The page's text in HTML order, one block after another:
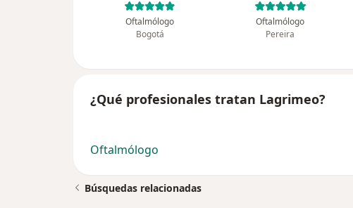
Oftalmólogo
Bogotá
Oftalmólogo
Pereira
¿Qué profesionales tratan Lagrimeo?
Oftalmólogo
Búsquedas relacionadas